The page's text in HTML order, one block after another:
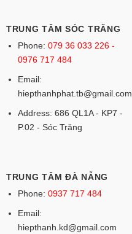
TRUNG TÂM SÓC TRĂNG
Phone: 079 36 033 226 -
0976 717 484
Email:
hiepthanhphat.tb@gmail.com
Address: 686 QL1A - KP7 -
P.02 - Sóc Trăng
TRUNG TÂM ĐÀ NẴNG
Phone: 0937 717 484
Email:
hiepthanh.kd@gmail.com